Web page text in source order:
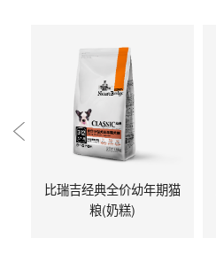
比瑞吉经典全价幼年期猫
粮(奶糕)